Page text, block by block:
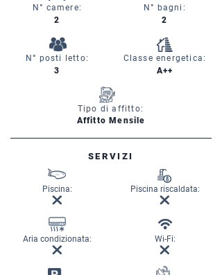
N° camere:
2
N° posti letto:
3
N° bagni:
2
Classe energetica:
A++
Tipo di affitto:
Affitto Mensile
SERVIZI
Piscina:
Aria condizionata:
Piscina riscaldata:
Wi-Fi: